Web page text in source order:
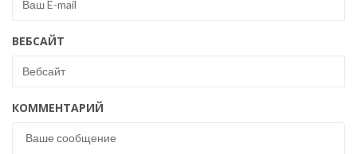
ВЕБСАЙТ
КОММЕНТАРИЙ